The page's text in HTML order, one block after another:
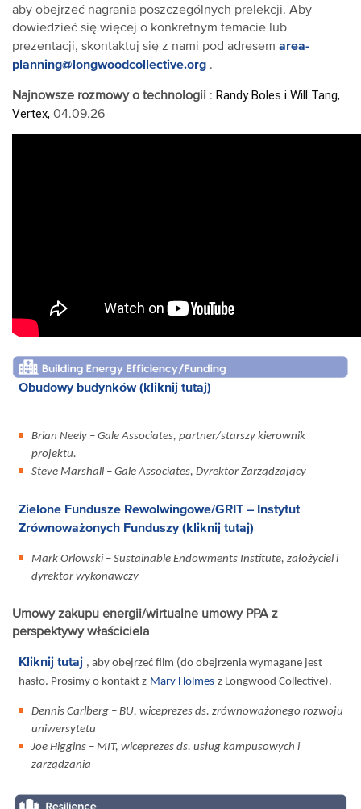
aby obejrzeć nagrania poszczególnych prelekcji. Aby
dowiedzieć się więcej o konkretnym temacie lub
prezentacji, skontaktuj się z nami pod adresem area-
planning@longwoodcollective.org .
Najnowsze rozmowy o technologii : Randy Boles i Will Tang,
Vertex, 04.09.26
Obudowy budynków (kliknij tutaj)
Brian Neely – Gale Associates, partner/starszy kierownik
projektu.
Steve Marshall – Gale Associates, Dyrektor Zarządzający
Zielone Fundusze Rewolwingowe/GRIT – Instytut
Zrównoważonych Funduszy (kliknij tutaj)
Mark Orlowski – Sustainable Endowments Institute, założyciel i
dyrektor wykonawczy
Umowy zakupu energii/wirtualne umowy PPA z
perspektywy właściciela
Kliknij tutaj , aby obejrzeć film (do obejrzenia wymagane jest
hasło. Prosimy o kontakt z Mary Holmes z Longwood Collective).
Dennis Carlberg – BU, wiceprezes ds. zrównoważonego rozwoju
uniwersytetu
Joe Higgins – MIT, wiceprezes ds. usług kampusowych i
zarządzania